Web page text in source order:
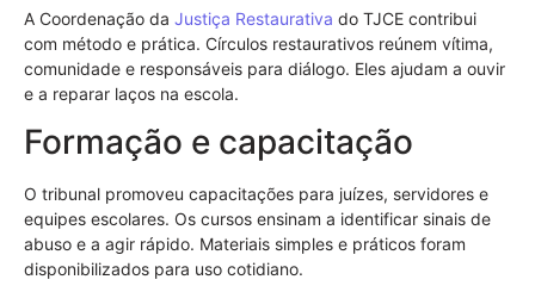
A Coordenação da Justiça Restaurativa do TJCE contribui
com método e prática. Círculos restaurativos reúnem vítima,
comunidade e responsáveis para diálogo. Eles ajudam a ouvir
e a reparar laços na escola.
Formação e capacitação
O tribunal promoveu capacitações para juízes, servidores e
equipes escolares. Os cursos ensinam a identificar sinais de
abuso e a agir rápido. Materiais simples e práticos foram
disponibilizados para uso cotidiano.